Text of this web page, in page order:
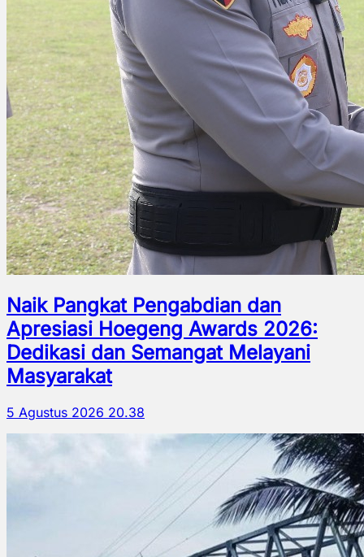
Naik Pangkat Pengabdian dan
Apresiasi Hoegeng Awards 2026:
Dedikasi dan Semangat Melayani
Masyarakat
5 Agustus 2026 20.38